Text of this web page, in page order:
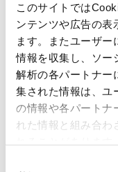
このサイトでは
ンテンツや広告の表
ます。またユーザー
情報を収集し、ソー
解析の各パートナー
集された情報は、ユ
の情報や各パートナ
れた情報と組み合わ
Vishay
イサハヤ電子株式会社
アナログ